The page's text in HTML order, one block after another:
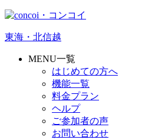
東海・北信越
MENU一覧
はじめての方へ
機能一覧
料金プラン
ヘルプ
ご参加者の声
お問い合わせ